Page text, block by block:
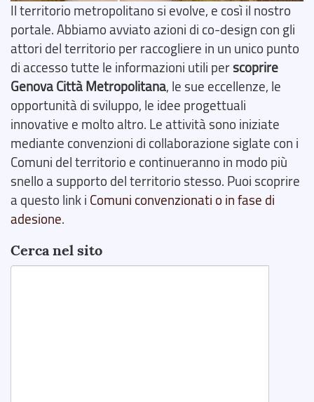
Il territorio metropolitano si evolve, e così il nostro
portale. Abbiamo avviato azioni di co-design con gli
attori del territorio per raccogliere in un unico punto
di accesso tutte le informazioni utili perscoprire
Genova Città Metropolitana, le sue eccellenze, le
opportunità di sviluppo, le idee progettuali
innovative e molto altro. Le attività sono iniziate
mediante convenzioni di collaborazione siglate con i
Comuni del territorio e continueranno in modo più
snello a supporto del territorio stesso. Puoi scoprire
a questo link i Comuni convenzionati o in fase di
adesione.
Cerca nel sito